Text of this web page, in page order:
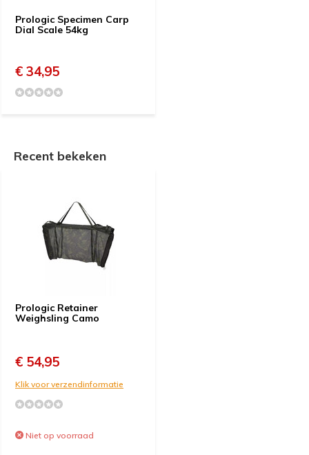
Prologic Specimen Carp
Dial Scale 54kg
€ 34,95
Recent bekeken
Prologic Retainer
Weighsling Camo
€ 54,95
Klik voor verzendinformatie
Niet op voorraad